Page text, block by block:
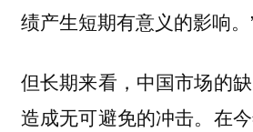
绩产生短期有意义的影响。
但长期来看，中国市场的
造成无可避免的冲击。在